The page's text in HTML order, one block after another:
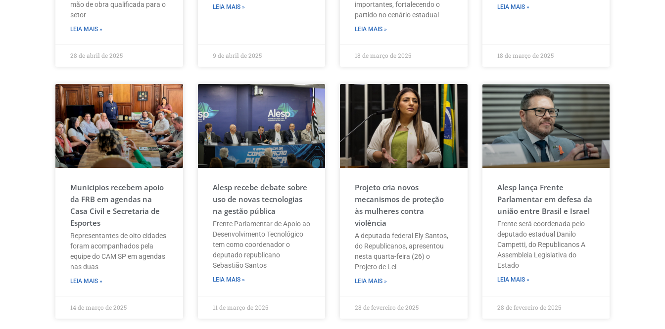
mão de obra qualificada para o
setor
LEIA MAIS »
28 de abril de 2025
LEIA MAIS »
9 de abril de 2025
importantes, fortalecendo o
partido no cenário estadual
LEIA MAIS »
18 de março de 2025
LEIA MAIS »
18 de março de 2025
Municípios recebem apoio
da FRB em agendas na
Casa Civil e Secretaria de
Esportes
Representantes de oito cidades
foram acompanhados pela
equipe do CAM SP em agendas
nas duas
LEIA MAIS »
14 de março de 2025
Alesp recebe debate sobre
uso de novas tecnologias
na gestão pública
Frente Parlamentar de Apoio ao
Desenvolvimento Tecnológico
tem como coordenador o
deputado republicano
Sebastião Santos
LEIA MAIS »
11 de março de 2025
Projeto cria novos
mecanismos de proteção
às mulheres contra
violência
A deputada federal Ely Santos,
do Republicanos, apresentou
nesta quarta-feira (26) o
Projeto de Lei
LEIA MAIS »
28 de fevereiro de 2025
Alesp lança Frente
Parlamentar em defesa da
união entre Brasil e Israel
Frente será coordenada pelo
deputado estadual Danilo
Campetti, do Republicanos A
Assembleia Legislativa do
Estado
LEIA MAIS »
28 de fevereiro de 2025